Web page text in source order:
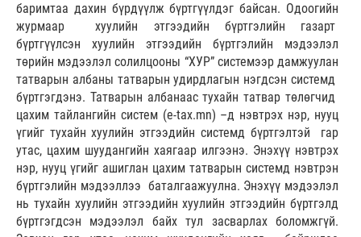
баримтаа дахин бүрдүүлж бүртгүүлдэг байсан. Одоогийн
журмаар хуулийн этгээдийн бүртгэлийн газарт
бүртгүүлсэн хуулийн этгээдийн бүртгэлийн мэдээлэл
төрийн мэдээлэл солилцооны “ХУР” системээр дамжуулан
татварын албаны татварын удирдлагын нэгдсэн системд
бүртгэгдэнэ. Татварын албанаас тухайн татвар төлөгчид
цахим тайлангийн систем (e-tax.mn) –д нэвтрэх нэр, нууц
үгийг тухайн хуулийн этгээдийн системд бүртгэлтэй гар
утас, цахим шуудангийн хаягаар илгээнэ. Энэхүү нэвтрэх
нэр, нууц үгийг ашиглан цахим татварын системд нэвтрэн
бүртгэлийн мэдээллээ баталгаажуулна. Энэхүү мэдээлэл
нь тухайн хуулийн этгээдийн хуулийн этгээдийн бүртгэлд
бүртгэгдсэн мэдээлэл байх тул засварлах боломжгүй.